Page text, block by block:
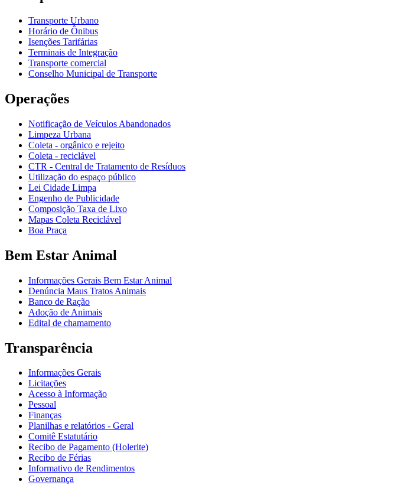
Transporte Urbano
Horário de Ônibus
Isenções Tarifárias
Terminais de Integração
Transporte comercial
Conselho Municipal de Transporte
Operações
Notificação de Veículos Abandonados
Limpeza Urbana
Coleta - orgânico e rejeito
Coleta - reciclável
CTR - Central de Tratamento de Resíduos
Utilização do espaço público
Lei Cidade Limpa
Engenho de Publicidade
Composição Taxa de Lixo
Mapas Coleta Reciclável
Boa Praça
Bem Estar Animal
Informações Gerais Bem Estar Animal
Denúncia Maus Tratos Animais
Banco de Ração
Adoção de Animais
Edital de chamamento
Transparência
Informações Gerais
Licitações
Acesso à Informação
Pessoal
Finanças
Planilhas e relatórios - Geral
Comitê Estatutário
Recibo de Pagamento (Holerite)
Recibo de Férias
Informativo de Rendimentos
Governança